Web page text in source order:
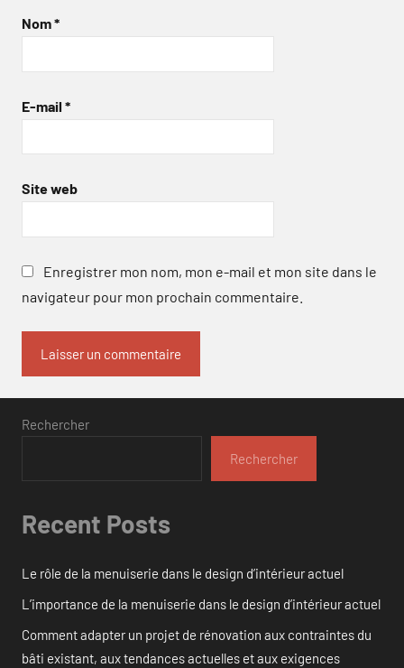
Nom*
E-mail *
Site web
Enregistrer mon nom, mon e-mail et mon site dans le
navigateur pour mon prochain commentaire.
Rechercher
Rechercher
Recent Posts
Le rôle de la menuiserie dans le design d’intérieur actuel
L’importance de la menuiserie dans le design d’intérieur actuel
Comment adapter un projet de rénovation aux contraintes du
bâti existant, aux tendances actuelles et aux exigences